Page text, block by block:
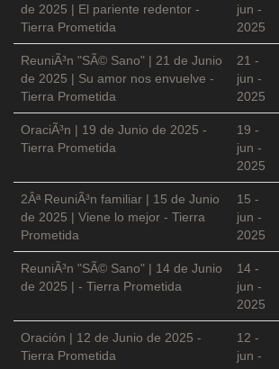
de 2025 | El pariente redentor -
Tierra Prometida
jun -
2025
ReuniÃ³n "SÃ© Sano" | 21 de Junio
de 2025 | Su amor nos envuelve -
Tierra Prometida
21 -
jun -
2025
OraciÃ³n | 19 de Junio de 2025 -
Tierra Prometida
19 -
jun -
2025
2Âª ReuniÃ³n familiar | 15 de Junio
de 2025 | Viene lo mejor - Tierra
Prometida
15 -
jun -
2025
ReuniÃ³n "SÃ© Sano" | 14 de Junio
de 2025 | - Tierra Prometida
14 -
jun -
2025
Oración | 12 de Junio de 2025 -
Tierra Prometida
12 -
jun -